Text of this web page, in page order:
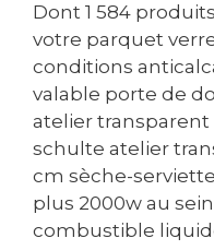
Dont 1 584
votre parquet
conditions
valable porte de
atelier
schulte atelier
cm sèche-
plus 2000w au
combustible